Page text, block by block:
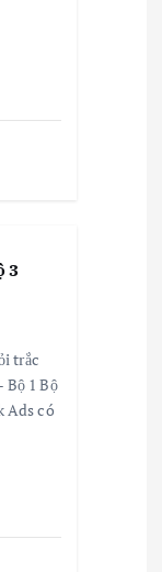
3
trắc
Bộ 1 Bộ
Ads có